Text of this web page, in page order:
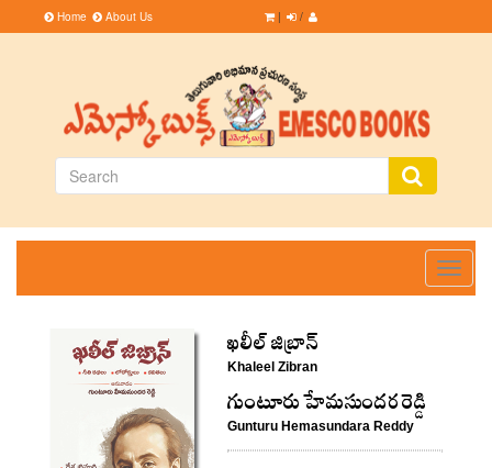
Home About Us | /
Toggle
ఖలీల్‌ జిబ్రాన్‌
Khaleel Zibran
గుంటూరు హేమసుందర రెడ్డి
Gunturu Hemasundara Reddy